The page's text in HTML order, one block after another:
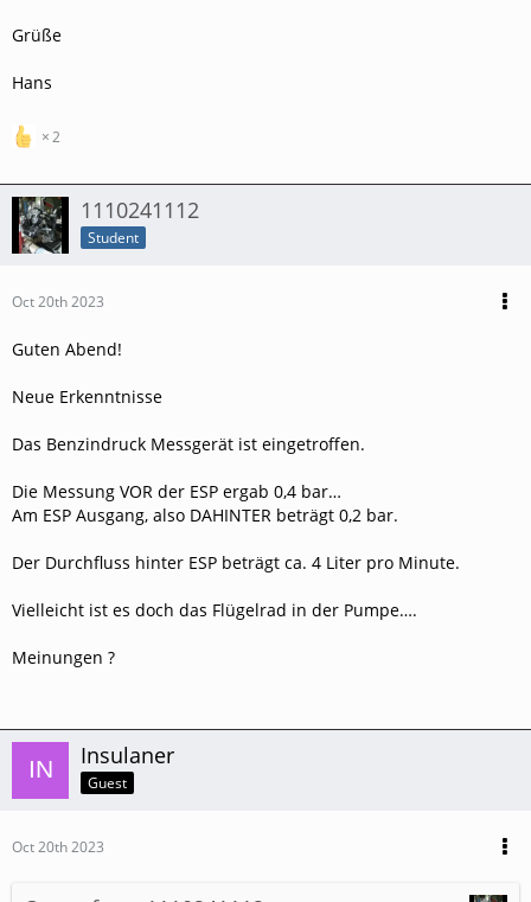
Grüße
Hans
2
1110241112
Student
Oct 20th 2023
Guten Abend!
Neue Erkenntnisse
Das Benzindruck Messgerät ist eingetroffen.
Die Messung VOR der ESP ergab 0,4 bar…
Am ESP Ausgang, also DAHINTER beträgt 0,2 bar.
Der Durchfluss hinter ESP beträgt ca. 4 Liter pro Minute.
Vielleicht ist es doch das Flügelrad in der Pumpe….
Meinungen ?
Insulaner
Guest
Oct 20th 2023